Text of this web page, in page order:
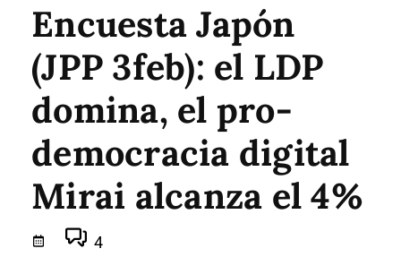
Encuesta Japón
(JPP 3feb): el LDP
domina, el pro-
democracia digital
Mirai alcanza el 4%
4